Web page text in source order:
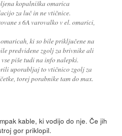
kopalniška omarica
za luč in ne vtičnice.
s 6A varovalko v el. omarici,
ki so bile priključene na
predvidene zgolj za brivnike ali
piše tudi na info nalepki.
uporabljaj to vtičnico zgolj za
torej porabnike tam do max.
kable, ki vodijo do nje. Če jih
gor priklopil.